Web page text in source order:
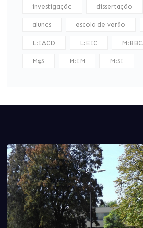
investigação dissertação
alunos escola de verão
L:IACD L:EIC M:BBC
M:DS M:IM M:SI